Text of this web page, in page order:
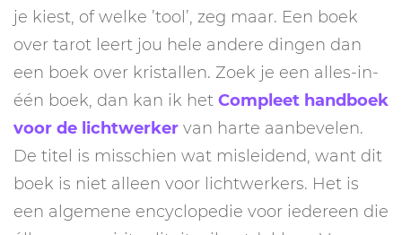
je kiest, of welke ’tool’, zeg maar. Een boek
over tarot leert jou hele andere dingen dan
een boek over kristallen. Zoek je een alles-in-
één boek, dan kan ik het Compleet handboek
voor de lichtwerker van harte aanbevelen.
De titel is misschien wat misleidend, want dit
boek is niet alleen voor lichtwerkers. Het is
een algemene encyclopedie voor iedereen die